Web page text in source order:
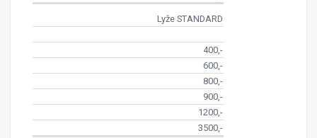
Lyže STANDARD
400,-
600,-
800,-
900,-
1200,-
3500,-